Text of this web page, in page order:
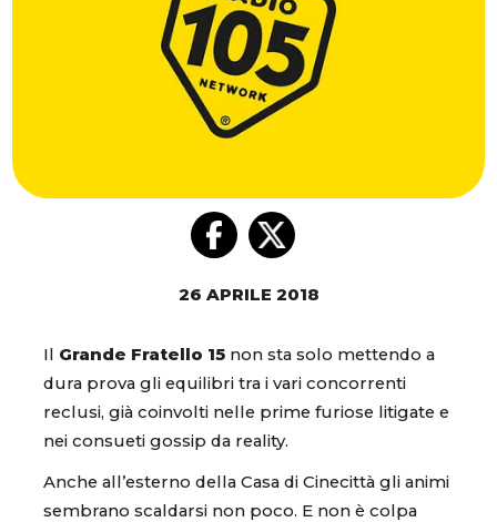
26 APRILE 2018
Il Grande Fratello 15 non sta solo mettendo a
dura prova gli equilibri tra i vari concorrenti
reclusi, già coinvolti nelle prime furiose litigate e
nei consueti gossip da reality.
Anche all’esterno della Casa di Cinecittà gli animi
sembrano scaldarsi non poco. E non è colpa